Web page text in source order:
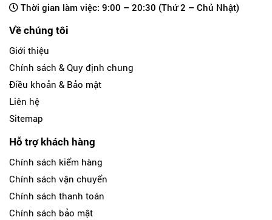
Thời gian làm việc: 9:00 – 20:30 (Thứ 2 – Chủ Nhật)
Về chúng tôi
Giới thiệu
Chính sách & Quy định chung
Điều khoản & Bảo mật
Liên hệ
Sitemap
Hỗ trợ khách hàng
Chính sách kiểm hàng
Chính sách vận chuyển
Chính sách thanh toán
Chính sách bảo mật